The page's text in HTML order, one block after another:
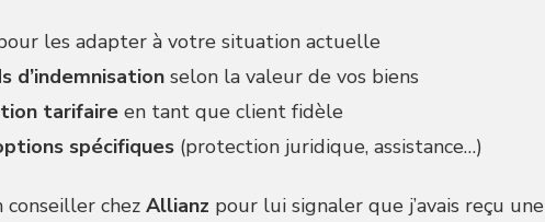
les adapter à votre situation actuelle
d’indemnisation selon la valeur de vos biens
tarifaire en tant que client fidèle
spécifiques (protection juridique, assistance…)
conseiller chez Allianz pour lui signaler que j’avais reçu une